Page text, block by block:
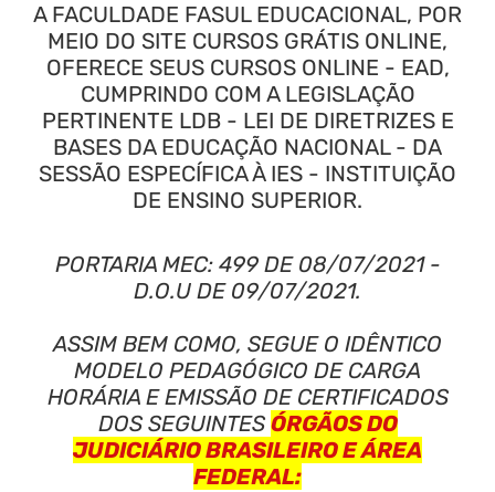
A FACULDADE FASUL EDUCACIONAL, POR
MEIO DO SITE CURSOS GRÁTIS ONLINE,
OFERECE SEUS CURSOS ONLINE - EAD,
CUMPRINDO COM A LEGISLAÇÃO
PERTINENTE LDB - LEI DE DIRETRIZES E
BASES DA EDUCAÇÃO NACIONAL - DA
SESSÃO ESPECÍFICA À IES - INSTITUIÇÃO
DE ENSINO SUPERIOR.
PORTARIA MEC: 499 DE 08/07/2021 -
D.O.U DE 09/07/2021.
ASSIM BEM COMO, SEGUE O IDÊNTICO
MODELO PEDAGÓGICO DE CARGA
HORÁRIA E EMISSÃO DE CERTIFICADOS
DOS SEGUINTES ÓRGÃOS DO
JUDICIÁRIO BRASILEIRO E ÁREA
FEDERAL: